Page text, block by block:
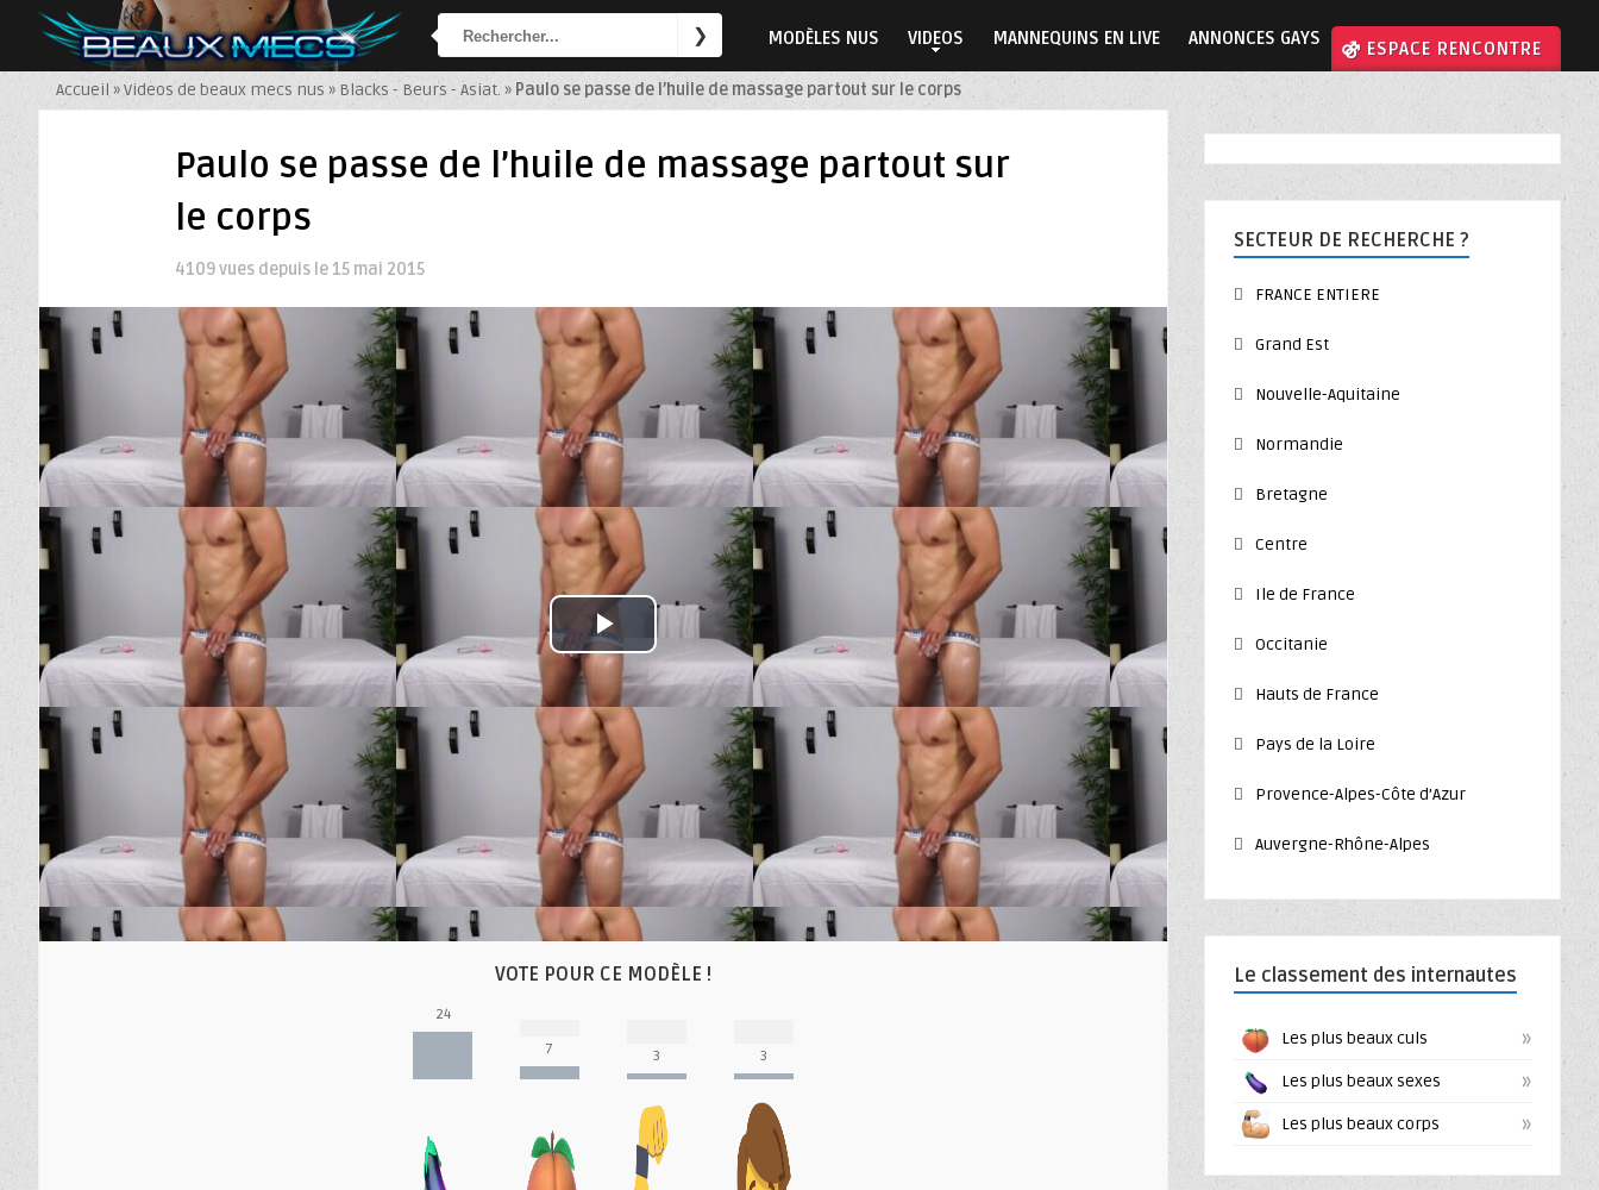
MODÈLES NUS VIDEOS MANNEQUINS EN LIVE ANNONCES GAYS ⚣ ESPACE RENCONTRE
Accueil »Videos de beaux mecs nus » Blacks - Beurs - Asiat. » Paulo se passe de l’huile de massage partout sur le corps
Paulo se passe de l’huile de massage partout sur
le corps
4109 vues depuis le 15 mai 2015
Play
Video
VOTE POUR CE MODÈLE !
24
7 3 3
SECTEUR DE RECHERCHE ?
FRANCE ENTIERE
Grand Est
Nouvelle-Aquitaine
Normandie
Bretagne
Centre
Ile de France
Occitanie
Hauts de France
Pays de la Loire
Provence-Alpes-Côte d’Azur
Auvergne-Rhône-Alpes
Le classement des internautes
Les plus beaux culs »
Les plus beaux sexes »
Les plus beaux corps »